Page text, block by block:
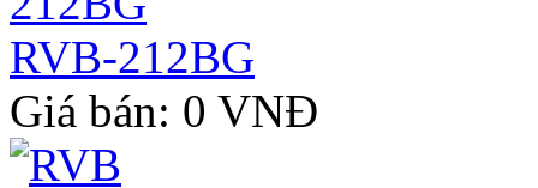
RVB-212BG
Giá bán: 0 VNĐ